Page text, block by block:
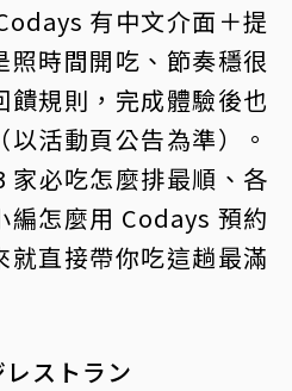
有中文介面＋提
照時間開吃、節奏穩很
饋規則，完成體驗後也
活動頁公告為準）。
家必吃怎麼排最順、各
編怎麼用 Codays 預約
直接帶你吃這趟最滿
ストラン